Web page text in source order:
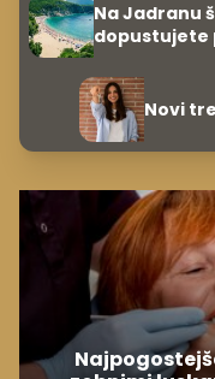
Na Jadranu
dopustujete
Novi